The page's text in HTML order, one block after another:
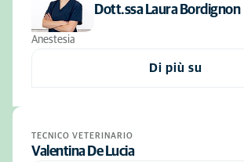
Dott.ssa Laura Bordignon
Anestesia
Di più su
TECNICO VETERINARIO
Valentina De Lucia